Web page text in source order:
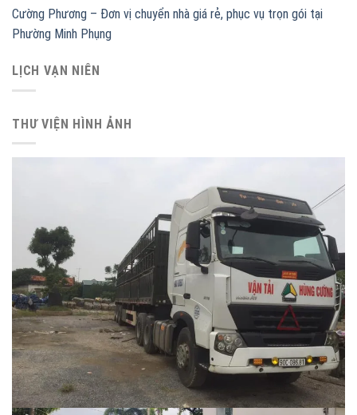
Cường Phương – Đơn vị chuyển nhà giá rẻ, phục vụ trọn gói tại
Phường Minh Phụng
LỊCH VẠN NIÊN
THƯ VIỆN HÌNH ẢNH